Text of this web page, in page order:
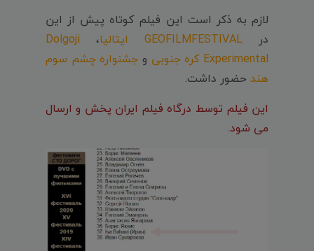
لازم به ذکر است این فیلم کوتاه پیش از این
در GEOFILMFESTIVAL ایتالیا ، Dolgoji
Experimental کره جنوبی
و جشنواره چشم سوم
هندحضور داشت.
این فیلم توسط درگاه فیلم ایران پخش و ارسال
می شود.